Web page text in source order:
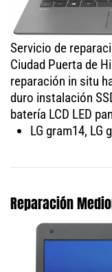
Servicio de
Ciudad Puerta de
reparación in situ
duro instalación
batería LCD LED
LG gram14, LG
Reparación